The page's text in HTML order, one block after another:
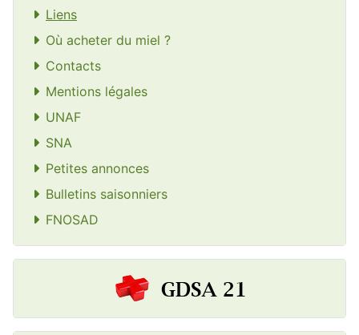
Liens
Où acheter du miel ?
Contacts
Mentions légales
UNAF
SNA
Petites annonces
Bulletins saisonniers
FNOSAD